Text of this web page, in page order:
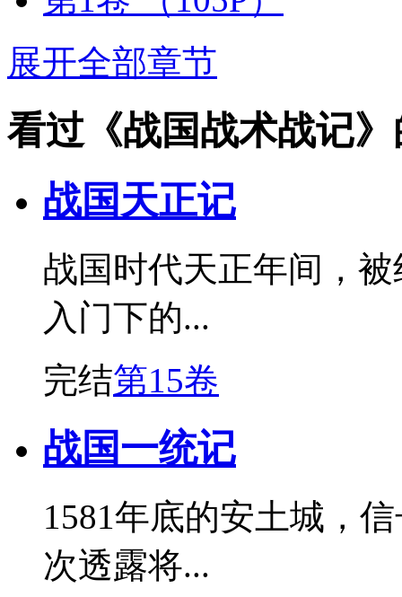
展开全部章节
看过《战国战术战记
战国天正记
战国时代天正年间，
入门下的...
完结第15卷
战国一统记
1581年底的安土城，
次透露将...